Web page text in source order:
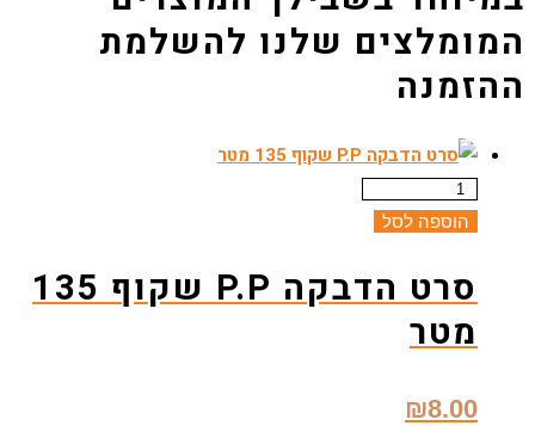
הוספה לסל
סרט הדבקה P.P שקוף 135
מטר
₪8.00